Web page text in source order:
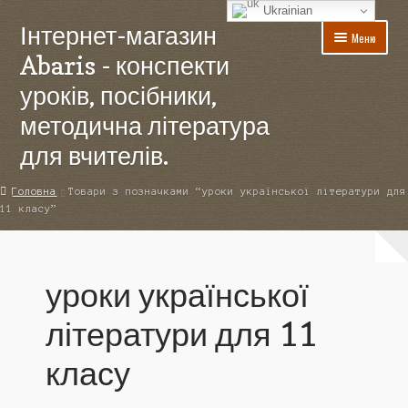
Перейти
навігації
Перейти
вмісту
Інтернет-магазин
Abaris - конспекти
уроків, посібники,
методична література
для вчителів.
Меню
Головна
Акції
Доставка
Головна
Товари з позначками “уроки української літератури для
11 класу”
уроки української
літератури для 11
класу
Ukrainian